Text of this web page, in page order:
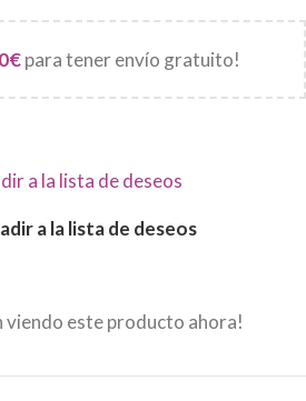
€para tener envío gratuito!
a la lista de deseos
a la lista de deseos
viendo este producto ahora!